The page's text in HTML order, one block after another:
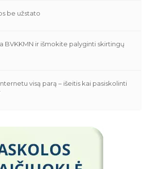
be užstato
BVKKMN ir išmokite palyginti skirtingų
visą parą – išeitis kai pasiskolinti